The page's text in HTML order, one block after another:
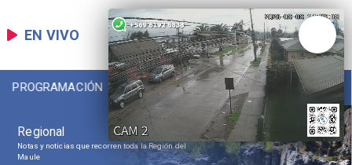
EN VIVO
PROGRAMACIÓN LOCAL NACIONAL
Regional
Notas y noticias que recorren toda la Región del
Maule